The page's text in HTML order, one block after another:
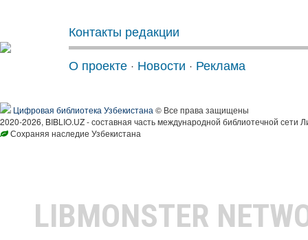
Контакты редакции
О проекте · Новости · Реклама
Цифровая библиотека Узбекистана © Все права защищены
2020-2026, BIBLIO.UZ - составная часть международной библиотечной сети
Сохраняя наследие Узбекистана
LIBMONSTER